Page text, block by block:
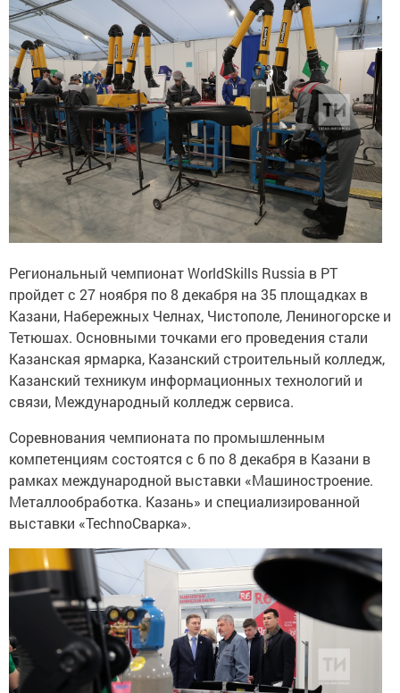
Региональный чемпионат WorldSkills Russia в РТ
пройдет с 27 ноября по 8 декабря на 35 площадках в
Казани, Набережных Челнах, Чистополе, Лениногорске и
Тетюшах. Основными точками его проведения стали
Казанская ярмарка, Казанский строительный колледж,
Казанский техникум информационных технологий и
связи, Международный колледж сервиса.
Соревнования чемпионата по промышленным
компетенциям состоятся с 6 по 8 декабря в Казани в
рамках международной выставки «Машиностроение.
Металлообработка. Казань» и специализированной
выставки «TechnoСварка».